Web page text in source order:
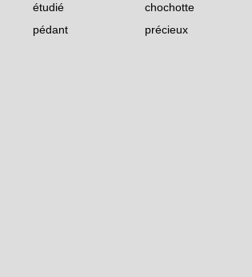
étudié
chochotte
pédant
précieux